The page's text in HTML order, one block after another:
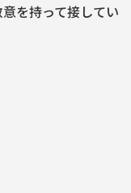
を持って接してい